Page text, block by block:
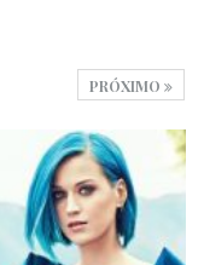
PRÓXIMO